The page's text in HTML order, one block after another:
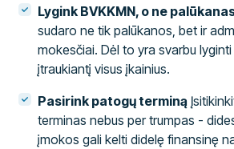
Lygink BVKKMN, o ne
sudaro ne tik palūkanos, bet ir
mokesčiai. Dėl to yra svarbu lyginti
įtraukiantį visus įkainius.
Pasirink patogų terminą
terminas nebus per trumpas -
įmokos gali kelti didelę finansinę